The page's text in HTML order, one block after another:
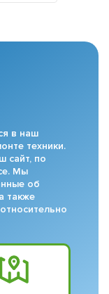
в наш
техники.
сайт, по
Мы
об
также